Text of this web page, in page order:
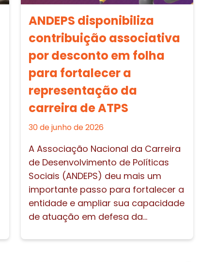
ANDEPS disponibiliza
contribuição associativa
por desconto em folha
para fortalecer a
representação da
carreira de ATPS
30 de junho de 2026
A Associação Nacional da Carreira
de Desenvolvimento de Políticas
Sociais (ANDEPS) deu mais um
importante passo para fortalecer a
entidade e ampliar sua capacidade
de atuação em defesa da...